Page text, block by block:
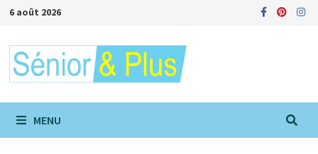
Passer
contenu
6 août 2026
MENU